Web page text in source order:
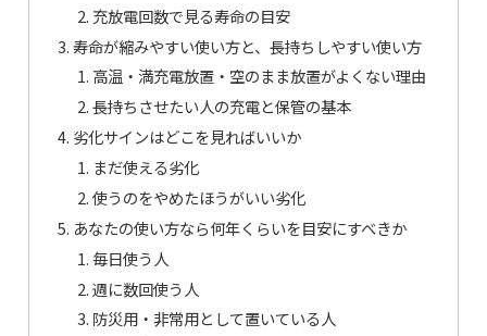
充放電回数で見る寿命の目安
寿命が縮みやすい使い方と、長持ちしやすい使い方
高温・満充電放置・空のまま放置がよくない理由
長持ちさせたい人の充電と保管の基本
劣化サインはどこを見ればいいか
まだ使える劣化
使うのをやめたほうがいい劣化
あなたの使い方なら何年くらいを目安にすべきか
毎日使う人
週に数回使う人
防災用・非常用として置いている人